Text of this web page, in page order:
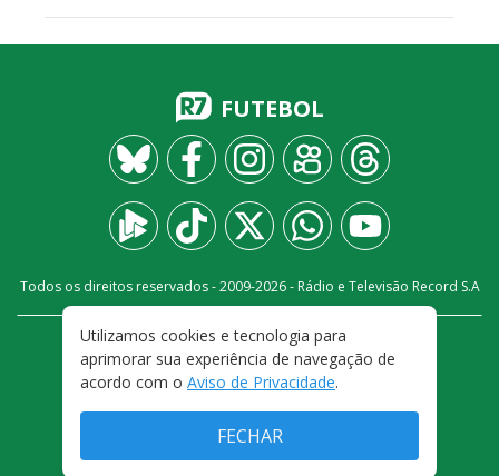
FUTEBOL
Todos os direitos reservados - 2009-2026- Rádio e Televisão Record S.A
FALE CONOSCO
PRIVACIDADE
TERMOS E CONDIÇÕES DE USO
Utilizamos cookies e tecnologia para
aprimorar sua experiência de navegação de
acordo com o Aviso de Privacidade.
FECHAR